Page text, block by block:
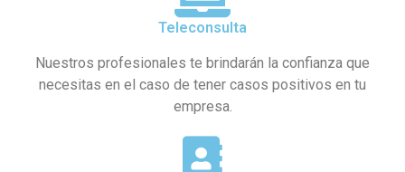
Teleconsulta
Nuestros profesionales te brindarán la confianza que
necesitas en el caso de tener casos positivos en tu
empresa.